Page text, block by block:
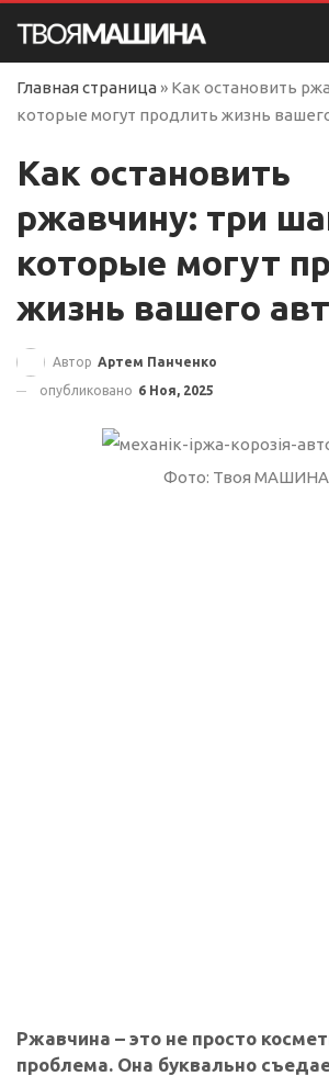
Главная страница » Как остановить
которые могут продлить жизнь
Как остановить
ржавчину: три
которые могут
жизнь вашего
Автор Артем Панченко
опубликовано 6 Ноя, 2025
Фото: Твоя МАШИНА
Ржавчина – это не просто
проблема. Она буквально